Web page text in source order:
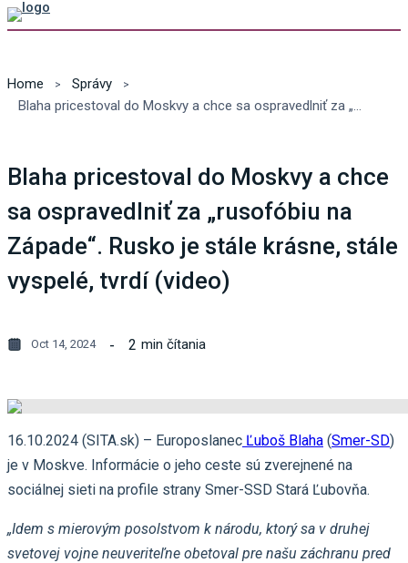
Home
Správy
Blaha pricestoval do Moskvy a chce sa ospravedlniť za „rusofóbiu na Západe“. Rusko je stále krásne, stále vyspelé, tvrdí (video)
Blaha pricestoval do Moskvy a chce
sa ospravedlniť za „rusofóbiu na
Západe“. Rusko je stále krásne, stále
vyspelé, tvrdí (video)
Oct 14, 2024 2 min čítania
16.10.2024 (SITA.sk) – Europoslanec Ľuboš Blaha (Smer-SD)
je v Moskve. Informácie o jeho ceste sú zverejnené na
sociálnej sieti na profile strany Smer-SSD Stará Ľubovňa.
„Idem s mierovým posolstvom k národu, ktorý sa v druhej
svetovej vojne neuveriteľne obetoval pre našu záchranu pred